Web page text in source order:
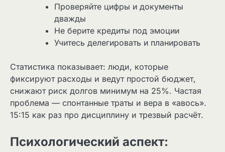
Проверяйте цифры и документы
дважды
Не берите кредиты под эмоции
Учитесь делегировать и планировать
Статистика показывает: люди, которые
фиксируют расходы и ведут простой бюджет,
снижают риск долгов минимум на 25%. Частая
проблема — спонтанные траты и вера в «авось».
15:15 как раз про дисциплину и трезвый расчёт.
Психологический аспект: